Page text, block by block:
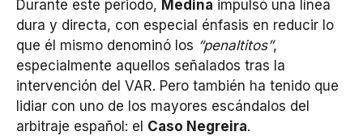
Durante este periodo, Medina impulsó una línea
dura y directa, con especial énfasis en reducir lo
que él mismo denominó los “penaltitos”,
especialmente aquellos señalados tras la
intervención del VAR. Pero también ha tenido que
lidiar con uno de los mayores escándalos del
arbitraje español: el Caso Negreira.